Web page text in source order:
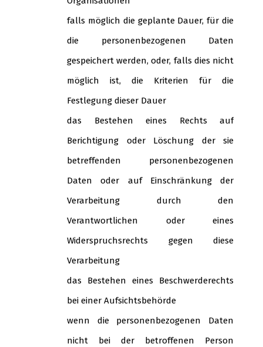
falls möglich die geplante Dauer, für die
die personenbezogenen Daten
gespeichert werden, oder, falls dies nicht
möglich ist, die Kriterien für die
Festlegung dieser Dauer
das Bestehen eines Rechts auf
Berichtigung oder Löschung der sie
betreffenden personenbezogenen
Daten oder auf Einschränkung der
Verarbeitung durch den
Verantwortlichen oder eines
Widerspruchsrechts gegen diese
Verarbeitung
das Bestehen eines Beschwerderechts
bei einer Aufsichtsbehörde
wenn die personenbezogenen Daten
nicht bei der betroffenen Person